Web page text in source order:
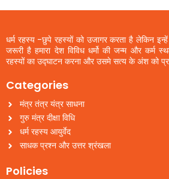
धर्म रहस्य -छुपे रहस्यों को उजागर करता है लेकिन इन्हें
जरूरी है हमारा देश विविध धर्मो की जन्म और कर्म
रहस्यों का उद्घाटन करना और उसमे सत्य के अंश को
Categories
मंत्र तंत्र यंत्र साधना
गुरु मंत्र दीक्षा विधि
धर्म रहस्य आयुर्वेद
साधक प्रश्न और उत्तर श्रंखला
Policies